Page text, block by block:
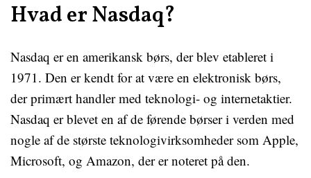
Hvad er Nasdaq?
Nasdaq er en amerikansk børs, der blev etableret i
1971. Den er kendt for at være en elektronisk børs,
der primært handler med teknologi- og internetaktier.
Nasdaq er blevet en af de førende børser i verden med
nogle af de største teknologivirksomheder som Apple,
Microsoft, og Amazon, der er noteret på den.